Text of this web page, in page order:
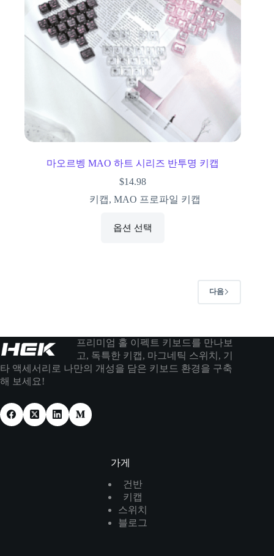
마오르벵 MAO 하트 시리즈 반투명 키캡
$14.98
키캡,MAO 프로파일 키캡
옵션 선택
다음
프리미엄 홀 이펙트 키보드를 만나보
고, 독특한 키캡, 마그네틱 스위치, 기
타 액세서리로 나만의 개성을 담은 키보드 환경을 구축
해 보세요!
가게
건반
키캡
스위치
블로그